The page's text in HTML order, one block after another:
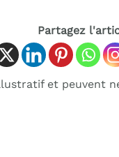
Partagez
et peuvent